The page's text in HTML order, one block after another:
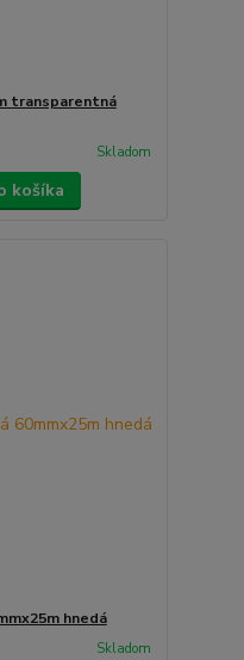
transparentná
Skladom
košíka
hnedá
Skladom